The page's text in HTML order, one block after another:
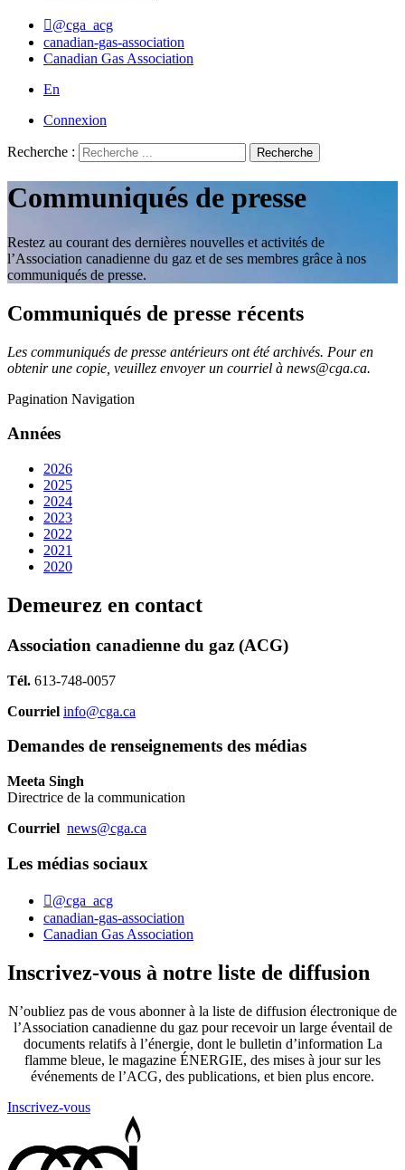
@cga_acg
canadian-gas-association
Canadian Gas Association
En
Connexion
Recherche : Recherche
Communiqués de presse
Restez au courant des dernières nouvelles et activités de
l’Association canadienne du gaz et de ses membres grâce à nos
communiqués de presse.
Communiqués de presse récents
Les communiqués de presse antérieurs ont été archivés. Pour en
obtenir une copie, veuillez envoyer un courriel à news@cga.ca.
Pagination Navigation
Années
2026
2025
2024
2023
2022
2021
2020
Demeurez en contact
Association canadienne du gaz (ACG)
Tél. 613-748-0057
Courriel info@cga.ca
Demandes de renseignements des médias
Meeta Singh
Directrice de la communication
Courriel news@cga.ca
Les médias sociaux
@cga_acg
canadian-gas-association
Canadian Gas Association
Inscrivez-vous à notre liste de diffusion
N’oubliez pas de vous abonner à la liste de diffusion électronique de
l’Association canadienne du gaz pour recevoir un large éventail de
documents relatifs à l’énergie, dont le bulletin d’information La
flamme bleue, le magazine ÉNERGIE, des mises à jour sur les
événements de l’ACG, des publications, et bien plus encore.
Inscrivez-vous